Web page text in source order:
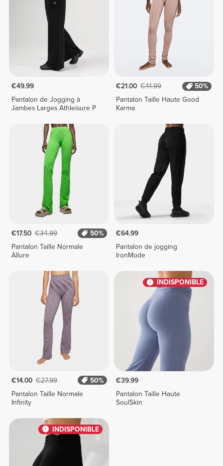
€49.99
Pantalon de Jogging à
Jambes Larges Athleisure P
€21.00 €41.99
50%
Pantalon Taille Haute Good
Karma
€17.50 €34.99
50%
Pantalon Taille Normale
Allure
€64.99
Pantalon de jogging
IronMode
€14.00 €27.99
50%
Pantalon Taille Normale
Infinity
INDISPONIBLE
€39.99
Pantalon Taille Haute
SoulSkin
INDISPONIBLE